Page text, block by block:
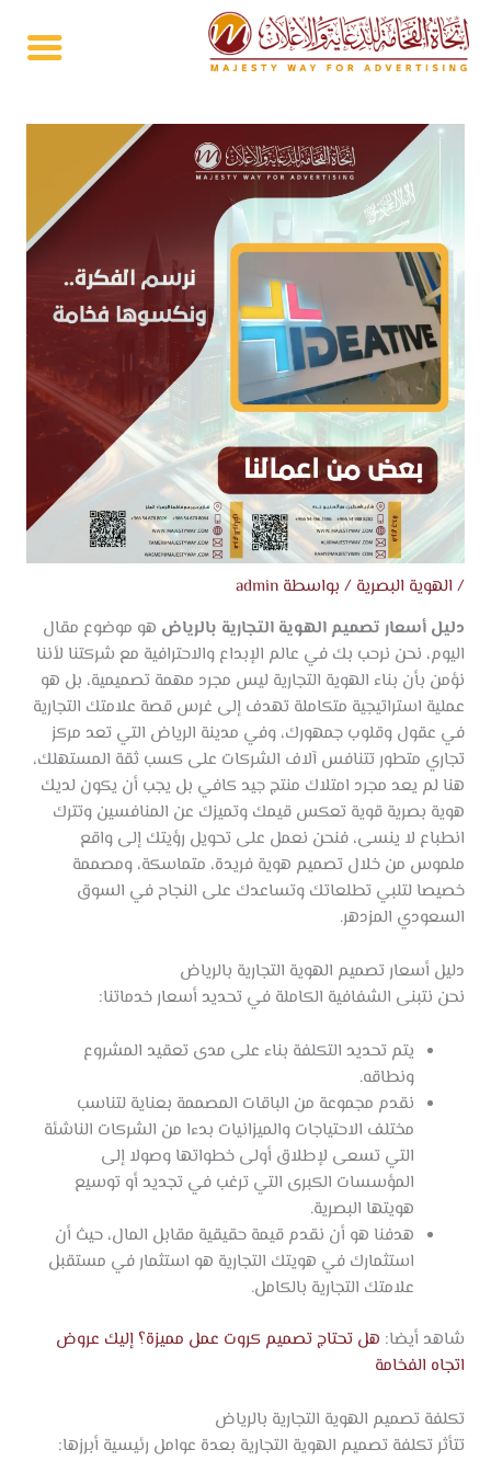
تخطي
إلى
المحتوى
/ الهوية البصرية / بواسطة admin
دليل أسعار تصميم الهوية التجارية بالرياض هو موضوع مقال
اليوم، نحن نرحب بك في عالم الإبداع والاحترافية مع شركتنا لأننا
نؤمن بأن بناء الهوية التجارية ليس مجرد مهمة تصميمية، بل هو
عملية استراتيجية متكاملة تهدف إلى غرس قصة علامتك التجارية
في عقول وقلوب جمهورك، وفي مدينة الرياض التي تعد مركز
تجاري متطور تتنافس آلاف الشركات على كسب ثقة المستهلك،
هنا لم يعد مجرد امتلاك منتج جيد كافي بل يجب أن يكون لديك
هوية بصرية قوية تعكس قيمك وتميزك عن المنافسين وتترك
انطباع لا ينسى، فنحن نعمل على تحويل رؤيتك إلى واقع
ملموس من خلال تصميم هوية فريدة، متماسكة، ومصممة
خصيصا لتلبي تطلعاتك وتساعدك على النجاح في السوق
السعودي المزدهر.
دليل أسعار تصميم الهوية التجارية بالرياض
نحن نتبنى الشفافية الكاملة في تحديد أسعار خدماتنا:
يتم تحديد التكلفة بناء على مدى تعقيد المشروع
ونطاقه.
نقدم مجموعة من الباقات المصممة بعناية لتناسب
مختلف الاحتياجات والميزانيات بدءا من الشركات الناشئة
التي تسعى لإطلاق أولى خطواتها وصولا إلى
المؤسسات الكبرى التي ترغب في تجديد أو توسيع
هويتها البصرية.
هدفنا هو أن نقدم قيمة حقيقية مقابل المال، حيث أن
استثمارك في هويتك التجارية هو استثمار في مستقبل
علامتك التجارية بالكامل.
شاهد أيضا: هل تحتاج تصميم كروت عمل مميزة؟ إليك عروض
اتجاه الفخامة
تكلفة تصميم الهوية التجارية بالرياض
تتأثر تكلفة تصميم الهوية التجارية بعدة عوامل رئيسية أبرزها: